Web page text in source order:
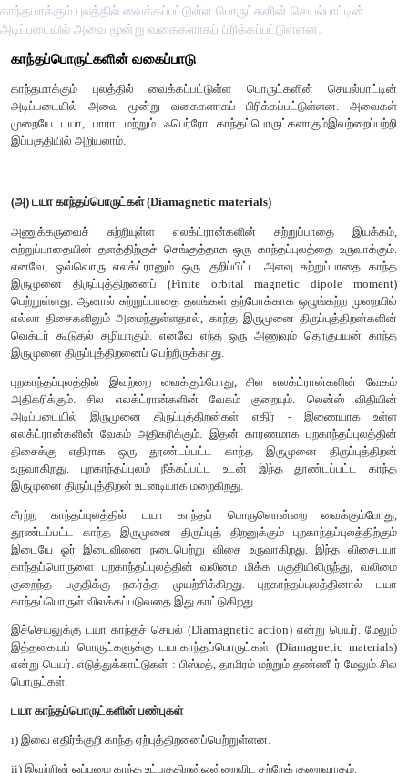
காந்தமாக்கும் புலத்தில் வைக்கப்பட்டுள்ள பொருட்களின் செயல்பாட்டின்
அடிப்படையில் அவை மூன்று வகைகளாகப் பிரிக்கப்பட்டுள்ளன.
காந்தமாக்கும் புலத்தில் வைக்கப்பட்டுள்ள பொருட்களின்
அடிப்படையில் அவை மூன்று வகைகளாகப்
முறையே டயா, பாரா மற்றும் ஃபெர்ரோ
இப்பகுதியில் அறியலாம்.
(அ) டயா காந்தப்பொருட்கள் (Diamagnetic materials)
அணுக்கருவைச் சுற்றியுள்ள எலக்ட்ரான்களின்
சுற்றுப்பாதையின் தளத்திற்குச் செங்குத்தாக ஒரு
எனவே, ஒவ்வொரு எலக்ட்ரானும் ஒரு குறிப்பிட்ட அளவு
இருமுனை திருப்புத்திறனைப் (Finite orbital magnetic
பெற்றுள்ளது. ஆனால் சுற்றுப்பாதை தளங்கள் தற்போக்காக
எல்லா திசைகளிலும் அமைந்துள்ளதால், காந்த இருமுனை
வெக்டர் கூடுதல் சுழியாகும். எனவே எந்த ஒரு அணுவும்
இருமுனை திருப்புத்திறனைப் பெற்றிருக்காது.
புறகாந்தப்புலத்தில் இவற்றை வைக்கும்போது, சில
அதிகரிக்கும். சில எலக்ட்ரான்களின் வேகம் குறையும்.
எலக்ட்ரான்களின் வேகம் அதிகரிக்கும். இதன் காரணமாக
திசைக்கு எதிராக ஒரு தூண்டப்பட்ட காந்த இருமுனை
உருவாகிறது. புறகாந்தப்புலம் நீக்கப்பட்ட உடன் இந்த
இருமுனை திருப்புத்திறன் உடனடியாக மறைகிறது.
சீரற்ற காந்தப்புலத்தில் டயா காந்தப் பொருளொன்றை
தூண்டப்பட்ட காந்த இருமுனை திருப்புத் திறனுக்கும்